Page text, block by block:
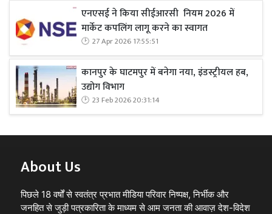
एनएसई ने किया सीईआरसी नियम 2026 में
मार्केट कपलिंग लागू करने का स्वागत
27 Apr 2026 17:55:51
कानपुर के घाटमपुर में बनेगा नया, इंडस्ट्रीयल हब,
उद्योग विभाग
23 Feb 2026 20:31:14
About Us
पिछले 18 वर्षों से स्वतंत्र प्रभात मीडिया परिवार निष्पक्ष, निर्भीक और
जनहित से जुड़ी पत्रकारिता के माध्यम से आम जनता की आवाज़ देश-विदेश